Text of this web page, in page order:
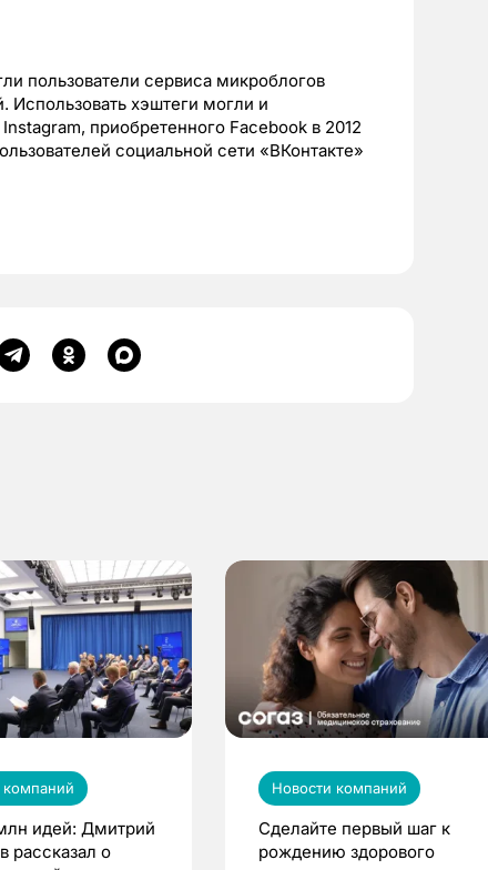
пользователи сервиса микроблогов
Использовать хэштеги могли и
приобретенного Facebook в 2012
социальной сети «ВКонтакте»
компаний
идей: Дмитрий
рассказал о
Новости компаний
Сделайте первый шаг к
рождению здорового